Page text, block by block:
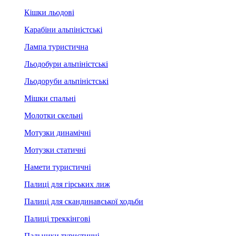
Кішки льодові
Карабіни альпіністські
Лампа туристична
Льодобури альпіністські
Льодоруби альпіністські
Мішки спальні
Молотки скельні
Мотузки динамічні
Мотузки статичні
Намети туристичні
Палиці для гірських лиж
Палиці для скандинавської ходьби
Палиці треккінгові